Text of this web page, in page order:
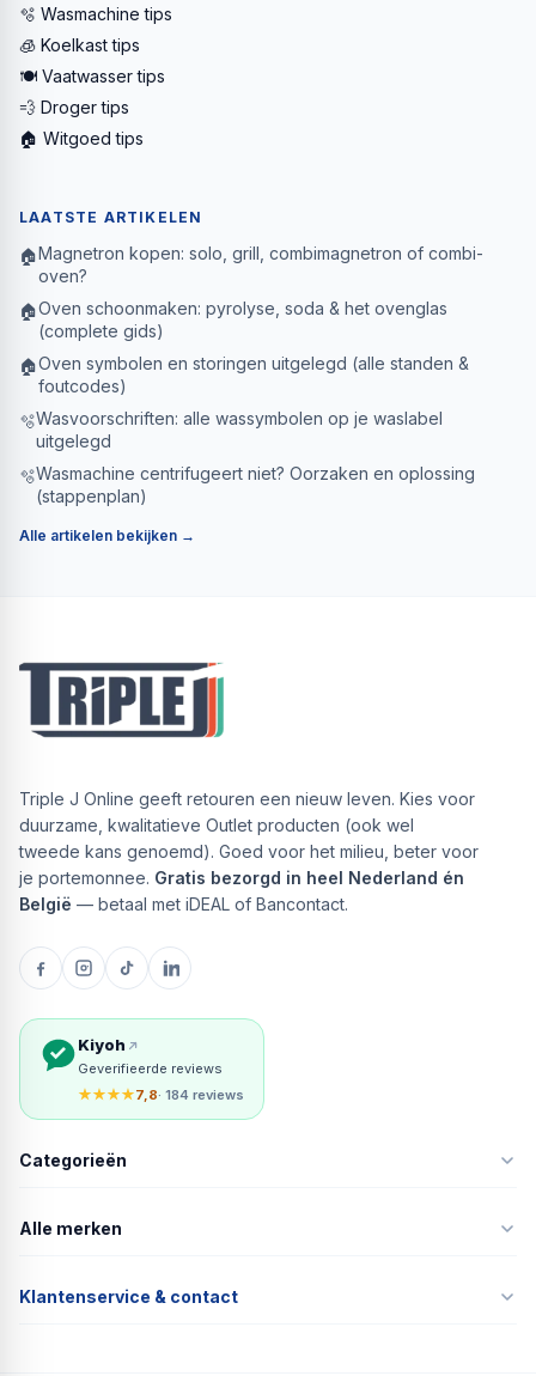
🫧 Wasmachine tips
🧊 Koelkast tips
🍽️ Vaatwasser tips
💨 Droger tips
🏠 Witgoed tips
LAATSTE ARTIKELEN
🏠Magnetron kopen: solo, grill, combimagnetron of combi-
oven?
🏠Oven schoonmaken: pyrolyse, soda & het ovenglas
(complete gids)
🏠Oven symbolen en storingen uitgelegd (alle standen &
foutcodes)
🫧Wasvoorschriften: alle wassymbolen op je waslabel
uitgelegd
🫧Wasmachine centrifugeert niet? Oorzaken en oplossing
(stappenplan)
Alle artikelen bekijken →
Triple J Online geeft retouren een nieuw leven. Kies voor
duurzame, kwalitatieve Outlet producten (ook wel
tweede kans genoemd). Goed voor het milieu, beter voor
je portemonnee. Gratis bezorgd in heel Nederland én
België — betaal met iDEAL of Bancontact.
Kiyoh
Geverifieerde reviews
★★★★7,8· 184 reviews
Categorieën
Alle merken
Klantenservice & contact